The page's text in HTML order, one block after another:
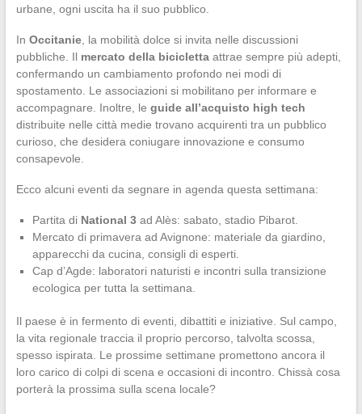
urbane, ogni uscita ha il suo pubblico.
In Occitanie, la mobilità dolce si invita nelle discussioni
pubbliche. Il mercato della biciclettaattrae sempre più adepti,
confermando un cambiamento profondo nei modi di
spostamento. Le associazioni si mobilitano per informare e
accompagnare. Inoltre, le guide all’acquisto high tech
distribuite nelle città medie trovano acquirenti tra un pubblico
curioso, che desidera coniugare innovazione e consumo
consapevole.
Ecco alcuni eventi da segnare in agenda questa settimana:
Partita di National 3ad Alès: sabato, stadio Pibarot.
Mercato di primavera ad Avignone: materiale da giardino,
apparecchi da cucina, consigli di esperti.
Cap d’Agde: laboratori naturisti e incontri sulla transizione
ecologica per tutta la settimana.
Il paese è in fermento di eventi, dibattiti e iniziative. Sul campo,
la vita regionale traccia il proprio percorso, talvolta scossa,
spesso ispirata. Le prossime settimane promettono ancora il
loro carico di colpi di scena e occasioni di incontro. Chissà cosa
porterà la prossima sulla scena locale?